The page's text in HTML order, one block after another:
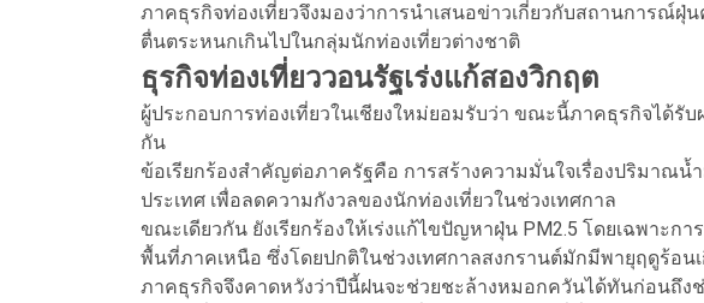
ภาคธุรกิจท่องเที่ยวจึงมองว่าการนำเสนอข่าวเกี่ยวกับสถานการณ์ฝุ่
ตื่นตระหนกเกินไปในกลุ่มนักท่องเที่ยวต่างชาติ
ธุรกิจท่องเที่ยววอนรัฐเร่งแก้สองวิกฤต
ผู้ประกอบการท่องเที่ยวในเชียงใหม่ยอมรับว่า ขณะนี้ภาคธุรกิจได้รั
กัน
ข้อเรียกร้องสำคัญต่อภาครัฐคือ การสร้างความมั่นใจเรื่องปริมาณน้
ประเทศ เพื่อลดความกังวลของนักท่องเที่ยวในช่วงเทศกาล
ขณะเดียวกัน ยังเรียกร้องให้เร่งแก้ไขปัญหาฝุ่น PM2.5 โดยเฉพาะก
พื้นที่ภาคเหนือ ซึ่งโดยปกติในช่วงเทศกาลสงกรานต์มักมีพายุฤดูร้อน
ภาคธุรกิจจึงคาดหวังว่าปีนี้ฝนจะช่วยชะล้างหมอกควันได้ทันก่อนถึง